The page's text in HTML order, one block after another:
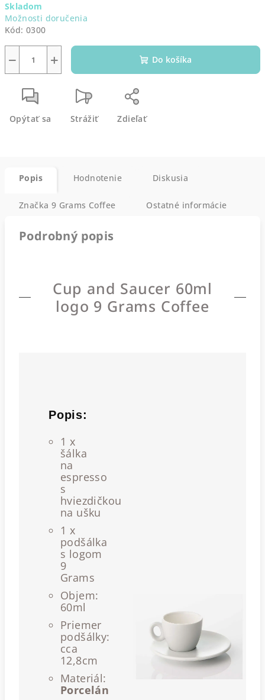
Skladom
Možnosti doručenia
Kód: 0300
+
− Do košíka
Opýtať sa Strážiť Zdieľať
Popis Hodnotenie Diskusia
Značka 9 Grams Coffee Ostatné informácie
Podrobný popis
Cup and Saucer 60ml
logo 9 Grams Coffee
Popis:
1 x
šálka
na
espresso
s
hviezdičkou
na ušku
1 x
podšálka
s logom
9
Grams
Objem:
60ml
Priemer
podšálky:
cca
12,8cm
Materiál:
Porcelán